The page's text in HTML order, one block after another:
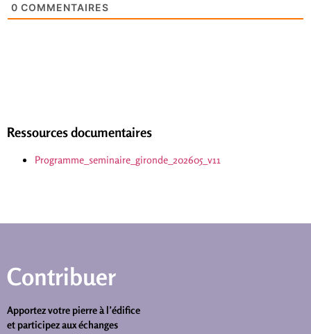
0 COMMENTAIRES
Ressources documentaires
Programme_seminaire_gironde_202605_v11
Contribuer
Apportez votre pierre à l’édifice
et participez aux échanges